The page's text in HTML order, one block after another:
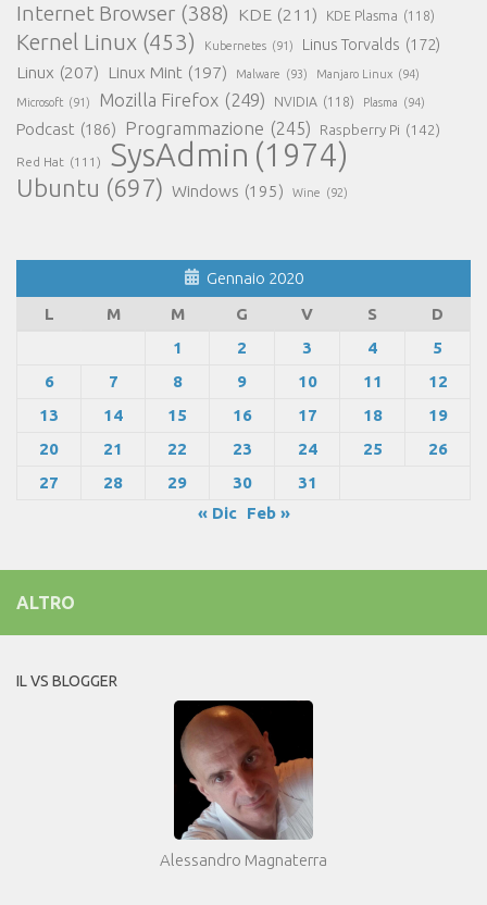
Internet Browser (388) KDE (211) KDE Plasma (118)
Kernel Linux (453) Kubernetes (91) Linus Torvalds (172)
Linux (207) Linux Mint (197) Malware (93) Manjaro Linux (94)
Microsoft (91) Mozilla Firefox (249) NVIDIA (118) Plasma (94)
Podcast (186) Programmazione (245) Raspberry Pi (142)
Red Hat (111) SysAdmin (1974)
Ubuntu (697) Windows (195) Wine (92)
Gennaio 2020
L
M M G V S
D
1
2 3 4
5
6
7 8 9 10 11
12
13
14 15 16 17 18
19
20
21 22 23 24 25
26
27
28 29 30
31
« Dic
Feb »
ALTRO
IL VS BLOGGER
Alessandro Magnaterra